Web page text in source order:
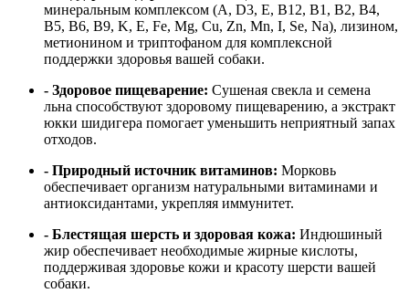
минеральным комплексом (A, D3, E, B12, B1, B2, B4,
B5, B6, B9, K, E, Fe, Mg, Cu, Zn, Mn, I, Se, Na), лизином,
метионином и триптофаном для комплексной
поддержки здоровья вашей собаки.
- Здоровое пищеварение: Сушеная свекла и семена
льна способствуют здоровому пищеварению, а экстракт
юкки шидигера помогает уменьшить неприятный запах
отходов.
- Природный источник витаминов: Морковь
обеспечивает организм натуральными витаминами и
антиоксидантами, укрепляя иммунитет.
- Блестящая шерсть и здоровая кожа: Индюшиный
жир обеспечивает необходимые жирные кислоты,
поддерживая здоровье кожи и красоту шерсти вашей
собаки.